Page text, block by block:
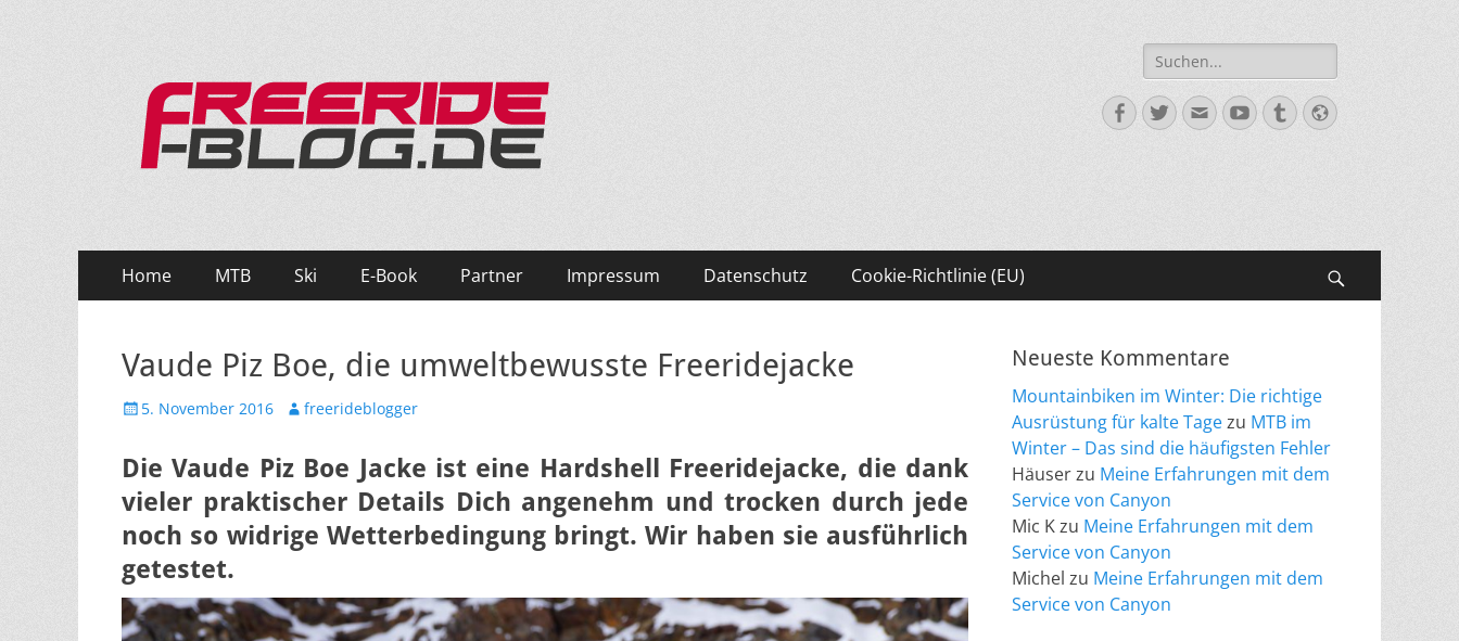
Suche
nach:
Facebook
Twitter
E-
Mail
YouTube
TumblrWebsite
Primäres
Menü
Inhalt
Home MTB Ski E-Book Partner Impressum Datenschutz Cookie-Richtlinie (EU)
Vaude Piz Boe, die umweltbewusste Freeridejacke
Veröffentlicht
5. November 2016 Autorfreerideblogger
Die Vaude Piz Boe Jacke ist eine Hardshell Freeridejacke, die dank
vieler praktischer Details Dich angenehm und trocken durch jede
noch so widrige Wetterbedingung bringt. Wir haben sie ausführlich
getestet.
Neueste Kommentare
Mountainbiken im Winter: Die richtige
Ausrüstung für kalte Tagezu MTB im
Winter – Das sind die häufigsten Fehler
Häuserzu Meine Erfahrungen mit dem
Service von Canyon
Mic Kzu Meine Erfahrungen mit dem
Service von Canyon
Michel zu Meine Erfahrungen mit dem
Service von Canyon